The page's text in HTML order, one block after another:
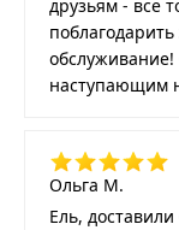
друзьям - все
наступающим
Ольга М.
Ель,